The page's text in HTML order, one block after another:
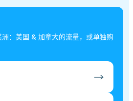
：美国 & 加拿大的流量，或单独购